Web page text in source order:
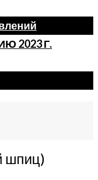
2023 Г.
шпиц)